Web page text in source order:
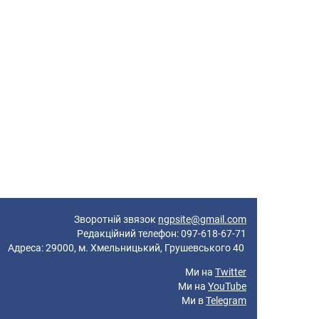
Зворотній звязок ngpsite@gmail.com
Редакційний телефон: 097-618-67-71
29000, м. Хмельницький, Грушевського 40
Ми на Twitter
Ми на YouTube
Ми вTelegram